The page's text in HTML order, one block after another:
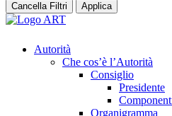
Cancella Filtri Applica
Autorità
Che cos’è l’Autorità
Consiglio
Presidente
Organigramma